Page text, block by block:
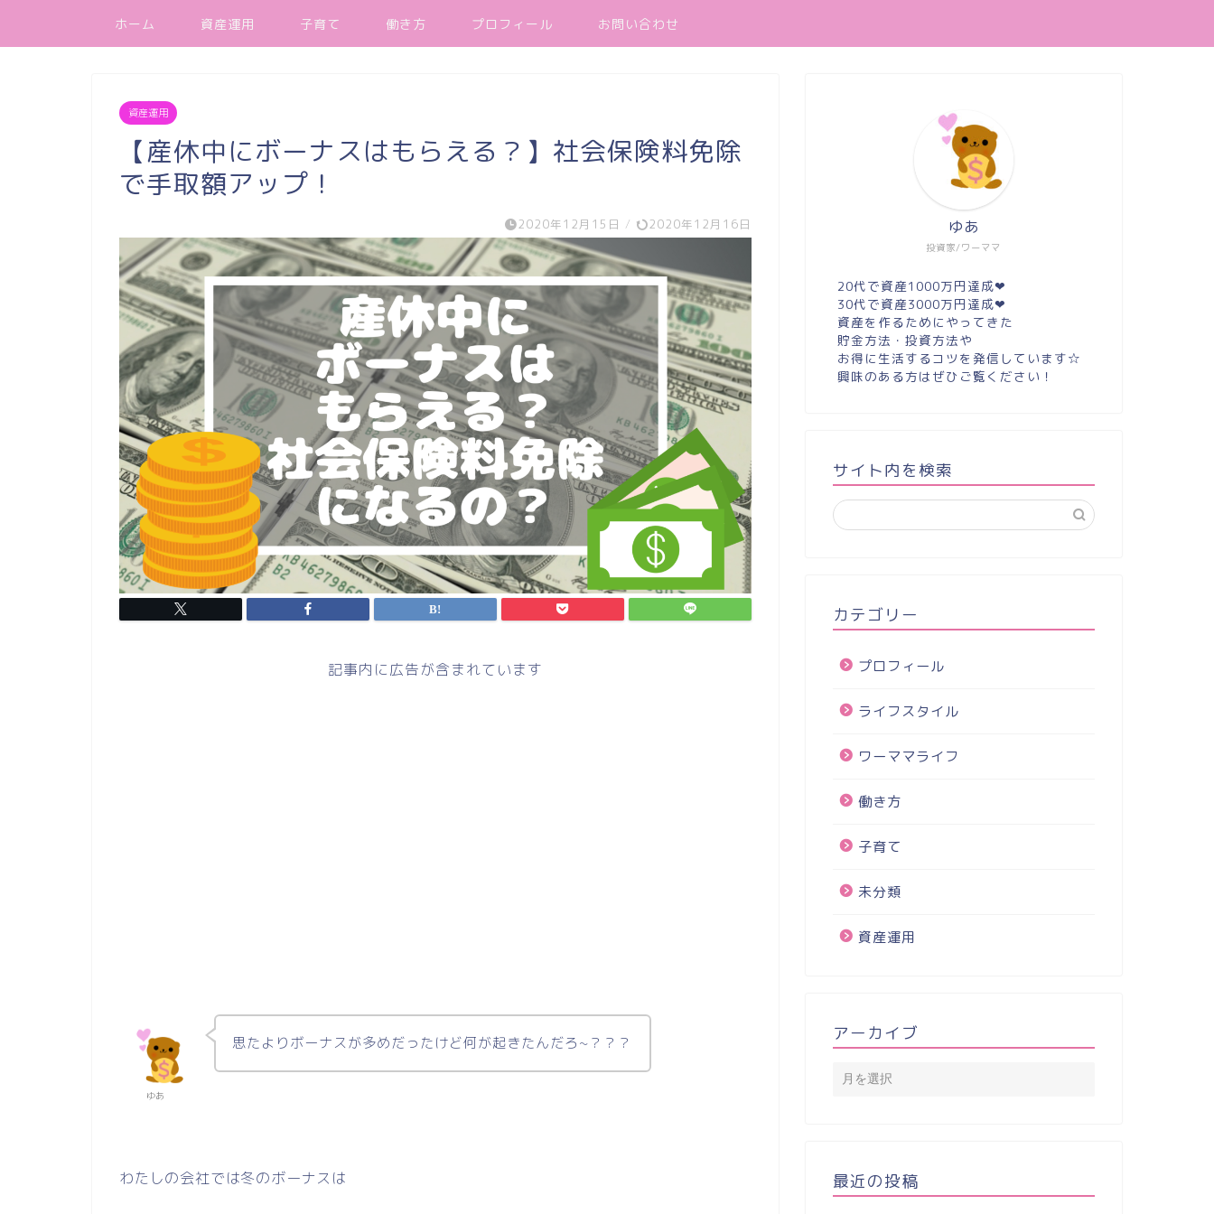
ホーム 資産運用 子育て 働き方 プロフィール お問い合わせ
資産運用
【産休中にボーナスはもらえる？】社会保険料免除
で手取額アップ！
2020年12月15日 / 2020年12月16日
記事内に広告が含まれています
ゆあ
思たよりボーナスが多めだったけど何が起きたんだろ~？？？
わたしの会社では冬のボーナスは
投資家/ワーママ
ゆあ
20代で資産1000万円達成❤︎
30代で資産3000万円達成❤︎
資産を作るためにやってきた
貯金方法・投資方法や
お得に生活するコツを発信しています☆
興味のある方はぜひご覧ください！
サイト内を検索
カテゴリー
プロフィール
ライフスタイル
ワーママライフ
働き方
子育て
未分類
資産運用
アーカイブ
最近の投稿